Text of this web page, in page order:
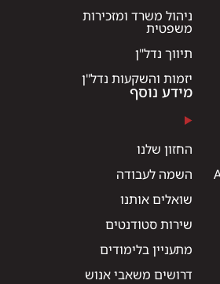
ניהול משרד ומזכירות
משפטית
תיווך נדל"ן
יזמות והשקעות נדל"ן
מידע נוסף
החזון שלנו
השמה לעבודה
שואלים אותנו
שירות סטודנטים
מתעניין בלימודים
דרושים משאבי אנוש